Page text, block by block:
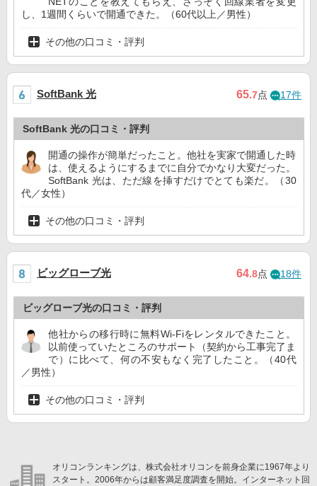
し、1週間くらいで開通できた。（60代以上／男性）
その他の口コミ・評判
SoftBank 光 65.7点 17件
SoftBank 光の口コミ・評判
開通の操作が簡単だったこと。他社を実家で開通した時
は、使えるようにするまでに自分でかなり大変だった。
SoftBank 光は、ただ線を挿すだけでとても楽だ。（30
代／女性）
その他の口コミ・評判
ビッグローブ光 64.8点 18件
ビッグローブ光の口コミ・評判
他社からの移行時に無料Wi-Fiをレンタルできたこと。
以前使っていたところのサポート（契約から工事完了ま
で）に比べて、何の不安もなく完了したこと。（40代
／男性）
その他の口コミ・評判
オリコンランキングは、株式会社オリコンを前身企業に1967年より
スタート。2006年からは顧客満足度調査を開始。インターネット回